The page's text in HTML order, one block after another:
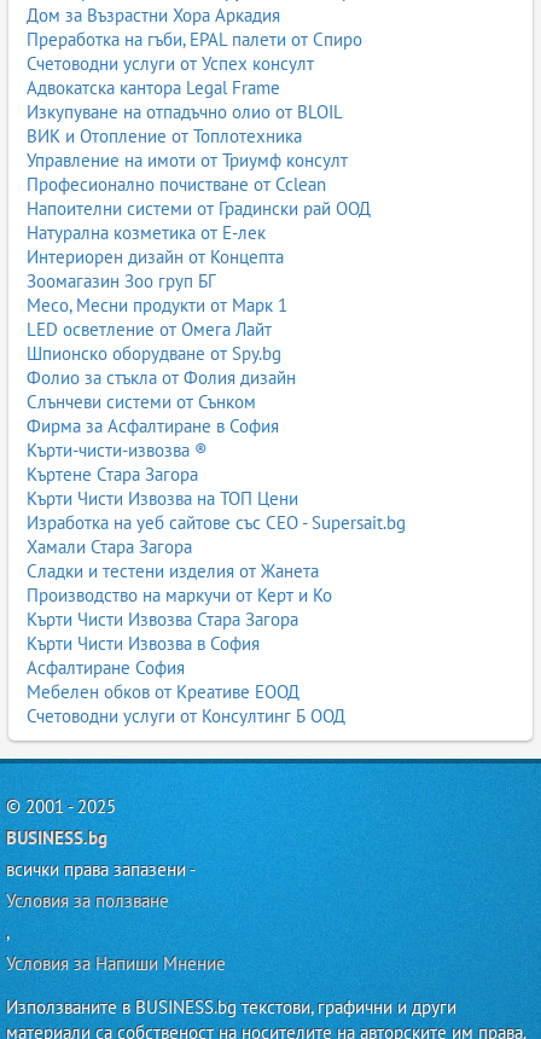
Дом за Възрастни Хора Аркадия
Преработка на гъби, EPAL палети от Спиро
Счетоводни услуги от Успех консулт
Адвокатска кантора Legal Frame
Изкупуване на отпадъчно олио от BLOIL
ВИК и Отопление от Топлотехника
Управление на имоти от Триумф консулт
Професионално почистване от Cclean
Напоителни системи от Градински рай ООД
Натурална козметика от Е-лек
Интериорен дизайн от Концепта
Зоомагазин Зоо груп БГ
Месо, Месни продукти от Марк 1
LED осветление от Омега Лайт
Шпионско оборудване от Spy.bg
Фолио за стъкла от Фолия дизайн
Слънчеви системи от Сънком
Фирма за Асфалтиране в София
Кърти-чисти-извозва ®
Къртене Стара Загора
Кърти Чисти Извозва на ТОП Цени
Изработка на уеб сайтове със СЕО - Supersait.bg
Хамали Стара Загора
Сладки и тестени изделия от Жанета
Производство на маркучи от Керт и Ко
Кърти Чисти Извозва Стара Загора
Кърти Чисти Извозва в София
Асфалтиране София
Мебелен обков от Креативе ЕООД
Счетоводни услуги от Консултинг Б ООД
© 2001 - 2025
BUSINESS.bg
всички права запазени -
Условия за ползване
,
Условия за Напиши Мнение
Използваните в BUSINESS.bg текстови, графични и други
материали са собственост на носителите на авторските им права.